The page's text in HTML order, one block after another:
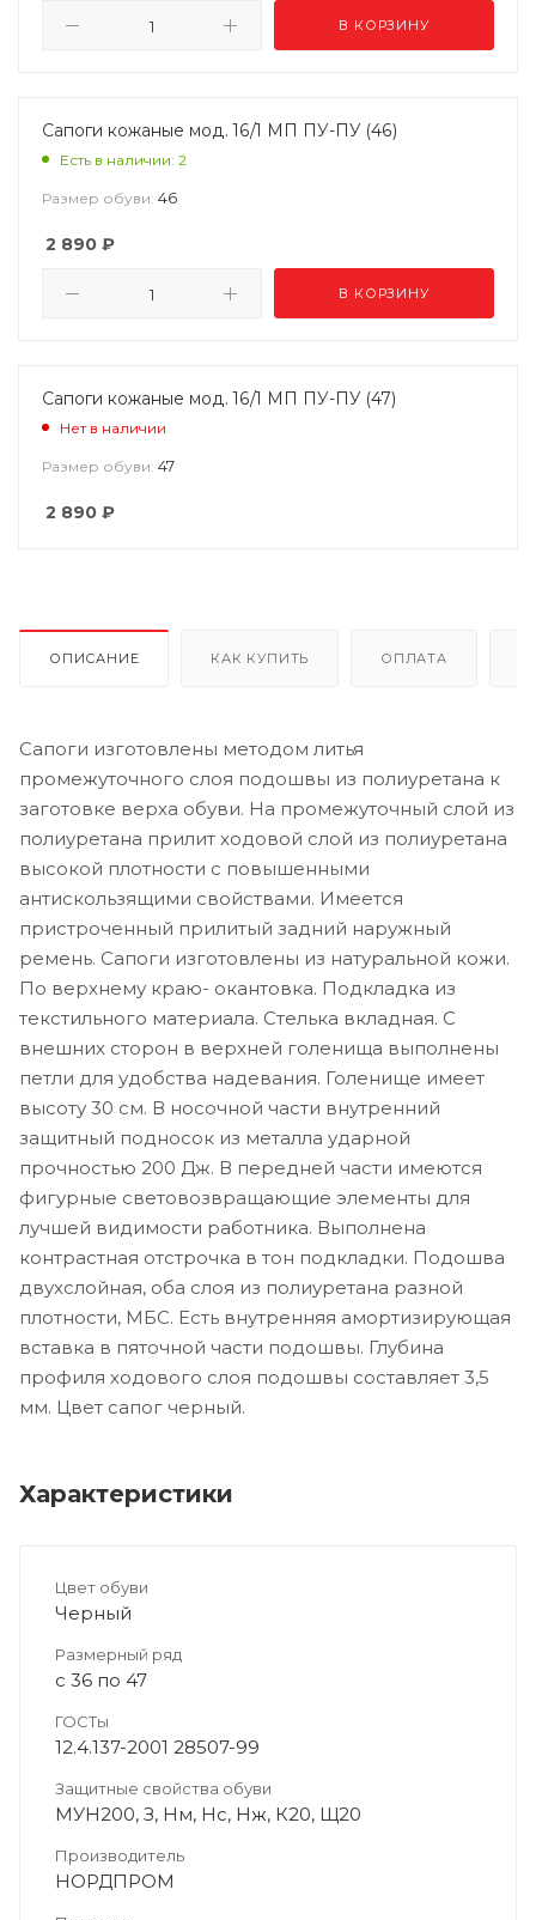
В КОРЗИНУ
Сапоги кожаные мод. 16/1 МП ПУ-ПУ (46)
Есть в наличии: 2
Размер обуви: 46
2 890 ₽
В КОРЗИНУ
Сапоги кожаные мод. 16/1 МП ПУ-ПУ (47)
Нет в наличии
Размер обуви: 47
2 890 ₽
ОПИСАНИЕ КАК КУПИТЬ ОПЛАТА
Сапоги изготовлены методом литья
промежуточного слоя подошвы из полиуретана к
заготовке верха обуви. На промежуточный слой из
полиуретана прилит ходовой слой из полиуретана
высокой плотности с повышенными
антискользящими свойствами. Имеется
пристроченный прилитый задний наружный
ремень. Cапоги изготовлены из натуральной кожи.
По верхнему краю- окантовка. Подкладка из
текстильного материала. Стелька вкладная. С
внешних сторон в верхней голенища выполнены
петли для удобства надевания. Голенище имеет
высоту 30 см. В носочной части внутренний
защитный подносок из металла ударной
прочностью 200 Дж. В передней части имеются
фигурные световозвращающие элементы для
лучшей видимости работника. Выполнена
контрастная отстрочка в тон подкладки. Подошва
двухслойная, оба слоя из полиуретана разной
плотности, МБС. Есть внутренняя амортизирующая
вставка в пяточной части подошвы. Глубина
профиля ходового слоя подошвы составляет 3,5
мм. Цвет сапог черный.
Характеристики
Цвет обуви
Черный
Размерный ряд
с 36 по 47
ГОСТы
12.4.137-2001 28507-99
Защитные свойства обуви
МУН200, З, Нм, Нс, Нж, К20, Щ20
Производитель
НОРДПРОМ